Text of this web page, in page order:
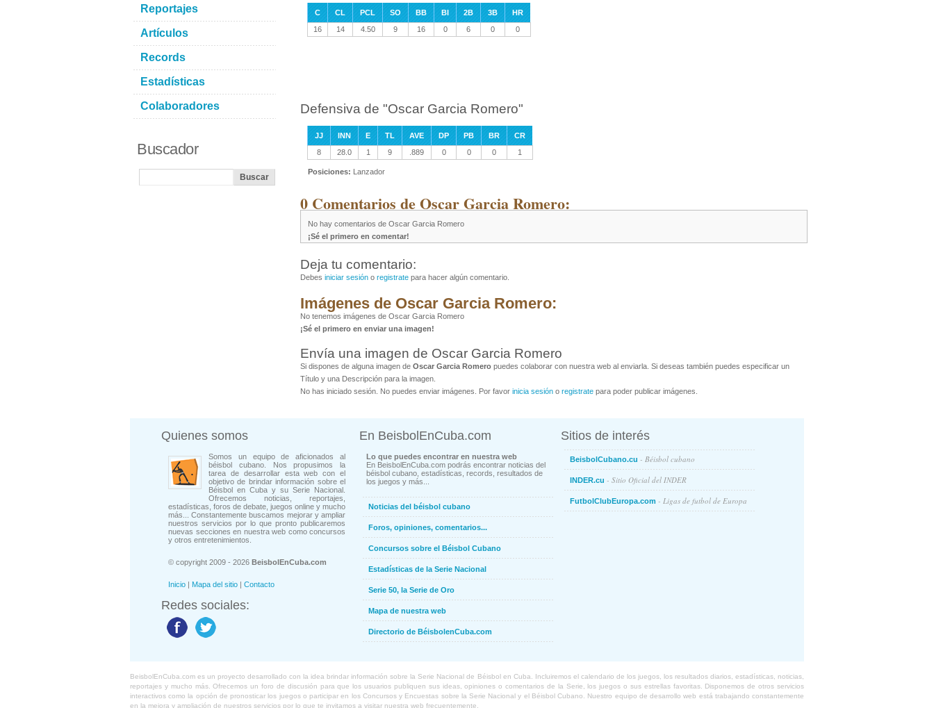
C CL PCL SO BB BI 2B 3B
HR
16
14 4.50 9 16 0 6 0 0
Defensiva de "Oscar Garcia Romero"
JJ INN E TL AVE DP PB BR
CR
8
28.0 1 9 .889 0 0 0 1
Posiciones: Lanzador
0 Comentarios de Oscar Garcia Romero:
No hay comentarios de Oscar Garcia Romero
¡Sé el primero en comentar!
Deja tu comentario:
Debes iniciar sesión o registrate para hacer algún comentario.
Imágenes de Oscar Garcia Romero:
No tenemos imágenes de Oscar Garcia Romero
¡Sé el primero en enviar una imagen!
Envía una imagen de Oscar Garcia Romero
Si dispones de alguna imagen de Oscar Garcia Romero puedes colaborar con nuestra web al enviarla. Si deseas también puedes especificar un
Título y una Descripción para la imagen.
No has iniciado sesión. No puedes enviar imágenes. Por favor inicia sesión o registrate para poder publicar imágenes.
Reportajes
Artículos
Records
Estadísticas
Colaboradores
Buscador
Quienes somos
Somos un equipo de aficionados al
béisbol cubano. Nos propusimos la
tarea de desarrollar esta web con el
objetivo de brindar información sobre el
Béisbol en Cuba y su Serie Nacional.
Ofrecemos noticias, reportajes,
estadísticas, foros de debate, juegos online y mucho
más... Constantemente buscamos mejorar y ampliar
nuestros servicios por lo que pronto publicaremos
nuevas secciones en nuestra web como concursos
y otros entretenimientos.
© copyright 2009 - 2026 BeisbolEnCuba.com
Inicio | Mapa del sitio | Contacto
Redes sociales:
En BeisbolEnCuba.com
Lo que puedes encontrar en nuestra web
En BeisbolEnCuba.com podrás encontrar noticias del
béisbol cubano, estadísticas, records, resultados de
los juegos y más...
Noticias del béisbol cubano
Foros, opiniones, comentarios...
Concursos sobre el Béisbol Cubano
Estadísticas de la Serie Nacional
Serie 50, la Serie de Oro
Mapa de nuestra web
Directorio de BéisbolenCuba.com
Sitios de interés
BeisbolCubano.cu - Béisbol cubano
INDER.cu - Sitio Oficial del INDER
FutbolClubEuropa.com - Ligas de futbol de Europa
BeisbolEnCuba.com es un proyecto desarrollado con la idea brindar información sobre la Serie Nacional de Béisbol en Cuba. Incluiremos el calendario de los juegos, los resultados diarios, estadísticas, noticias,
reportajes y mucho más. Ofrecemos un foro de discusión para que los usuarios publiquen sus ideas, opiniones o comentarios de la Serie, los juegos o sus estrellas favoritas. Disponemos de otros servicios
interactivos como la opción de pronosticar los juegos o participar en los Concursos y Encuestas sobre la Serie Nacional y el Béisbol Cubano. Nuestro equipo de desarrollo web está trabajando constantemente
en la mejora y ampliación de nuestros servicios por lo que te invitamos a visitar nuestra web frecuentemente.